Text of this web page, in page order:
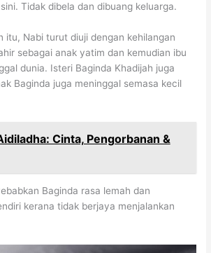
Tidak dibela dan dibuang keluarga.
itu, Nabi turut diuji dengan kehilangan
sebagai anak yatim dan kemudian ibu
dunia. Isteri Baginda Khadijah juga
Baginda juga meninggal semasa kecil
Cinta, Pengorbanan &
Baginda rasa lemah dan
kerana tidak berjaya menjalankan